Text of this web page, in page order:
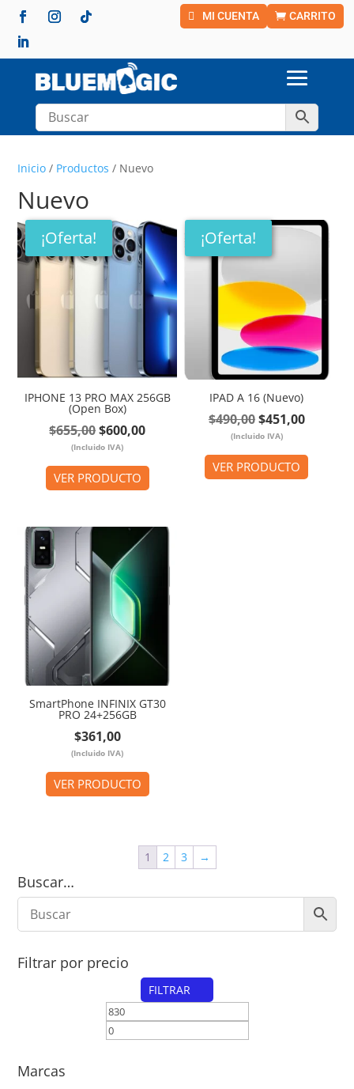
MI CUENTA CARRITO
Inicio / Productos / Nuevo
Nuevo
¡Oferta!
IPHONE 13 PRO MAX 256GB
(Open Box)
$655,00El
precio
original
era:
$600,00El
actual
es:
(Incluido IVA)
VER PRODUCTO
¡Oferta!
IPAD A 16 (Nuevo)
$490,00El
precio
original
era:
$451,00El
actual
es:
(Incluido IVA)
VER PRODUCTO
SmartPhone INFINIX GT30
PRO 24+256GB
$361,00
(Incluido IVA)
VER PRODUCTO
1 2 3 →
Buscar…
Filtrar por precio
FILTRAR
Marcas